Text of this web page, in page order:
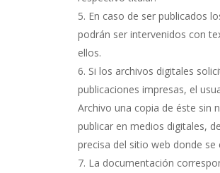
En caso de ser publicados
podrán ser intervenidos con
ellos.
Si los archivos digitales
publicaciones impresas, el
Archivo una copia de éste sin
publicar en medios digitales,
precisa del sitio web donde se
La documentación